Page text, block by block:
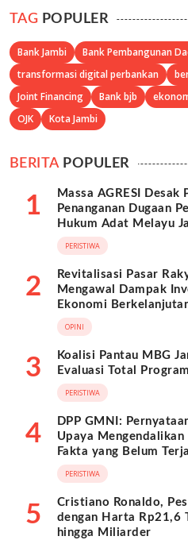
TAG POPULER
Bank Jambi
Bank Pembangunan
transformasi digital perbankan
Joint Financing
Bank bjb
OJK
Kota Jambi
BERITAPOPULER
1
Massa AGRESI
Penanganan Dugaan
Hukum Adat Melayu
PERISTIWA
2
Revitalisasi Pasar
Mengawal Dampak
Ekonomi
OPINI
3
Koalisi Pantau MBG
Evaluasi Total
PERISTIWA
4
DPP GMNI:
Upaya
Fakta yang Belum
PERISTIWA
5
Cristiano Ronaldo,
dengan Harta Rp21,6
hingga Miliarder